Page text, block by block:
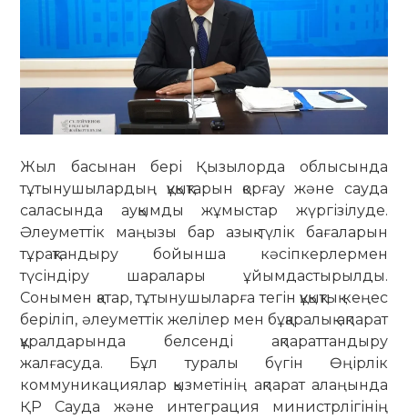
Жыл басынан бері Қызылорда облысында
тұтынушылардың құқықтарын қорғау және сауда
саласында ауқымды жұмыстар жүргізілуде.
Әлеуметтік маңызы бар азық-түлік бағаларын
тұрақтандыру бойынша кәсіпкерлермен
түсіндіру шаралары ұйымдастырылды.
Сонымен қатар, тұтынушыларға тегін құқықтық кеңес
беріліп, әлеуметтік желілер мен бұқаралық ақпарат
құралдарында белсенді ақпараттандыру
жалғасуда. Бұл туралы бүгін Өңірлік
коммуникациялар қызметінің ақпарат алаңында
ҚР Сауда және интеграция министрлігінің